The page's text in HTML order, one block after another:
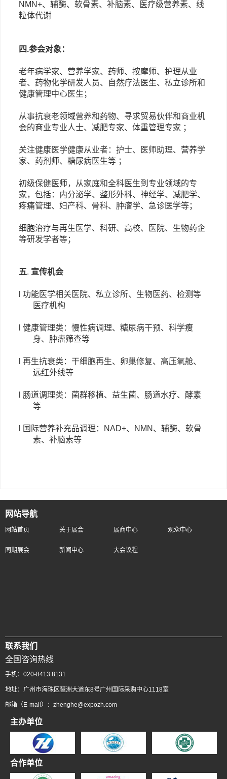
NMN+、辅酶、软骨素、补脑素、医疗级营养素、线
粒体代谢
四.参会对象：
老年病学家、营养学家、药师、按摩师、护理从业
者、药物化学研发人员、自然疗法医生、私立诊所和
健康管理中心医生；
从事抗衰老领域营养和药物、寻求贸易伙伴和商业机
会的商业专业人士、减肥专家、体重管理专家 ；
关注健康医学健康从业者：护士、医师助理、营养学
家、药剂师、糖尿病医生等 ；
初级保健医师，从家庭和全科医生到专业领域的专
家，包括：内分泌学、整形外科、神经学、减肥学、
疼痛管理、妇产科、骨科、肿瘤学、急诊医学等；
细胞治疗与再生医学、科研、高校、医院、生物药企
等研发学者等；
五. 宣传机会
l 功能医学相关医院、私立诊所、生物医药、检测等
医疗机构
l 健康管理类：慢性病调理、糖尿病干预、科学瘦
身、肿瘤筛查等
l 再生抗衰类：干细胞再生、卵巢修复、高压氧舱、
远红外线等
l 肠道调理类：菌群移植、益生菌、肠道水疗、酵素
等
l 国际营养补充品调理： NAD+、NMN、辅酶、软骨
素、补脑素等
网站导航
网站首页 关于展会 展商中心 观众中心
同期展会 新闻中心 大会议程
联系我们
全国咨询热线
手机：020-8413 8131
地址：广州市海珠区琶洲大道东8号广州国际采购中心1118室
邮箱（E-mail）：zhenghe@expozh.com
主办单位
合作单位